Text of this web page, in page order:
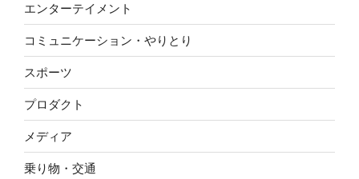
エンターテイメント
コミュニケーション・やりとり
スポーツ
プロダクト
メディア
乗り物・交通